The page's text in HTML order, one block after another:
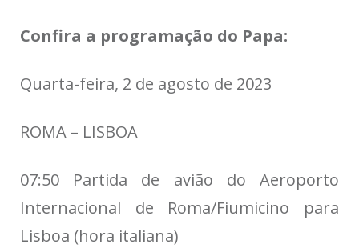
Confira a programação do Papa:
Quarta-feira, 2 de agosto de 2023
ROMA – LISBOA
07:50 Partida de avião do Aeroporto
Internacional de Roma/Fiumicino para
Lisboa (hora italiana)